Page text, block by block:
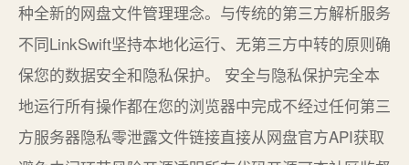
种全新的网盘文件管理理念。与传统的第三方解析服务
不同LinkSwift坚持本地化运行、无第三方中转的原则确
保您的数据安全和隐私保护。 安全与隐私保护完全本
地运行所有操作都在您的浏览器中完成不经过任何第三
方服务器隐私零泄露文件链接直接从网盘官方API获取